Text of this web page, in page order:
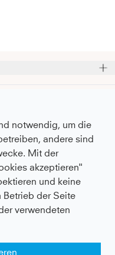
unter:
du
notwendig, um die
andere sind
Mit der
akzeptieren"
und keine
Betrieb der Seite
verwendeten